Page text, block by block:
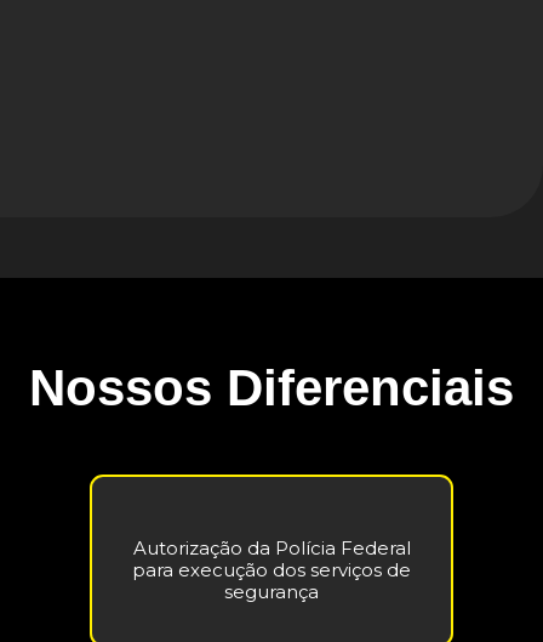
Nossos Diferenciais
Autorização da Polícia Federal
para execução dos serviços de
segurança